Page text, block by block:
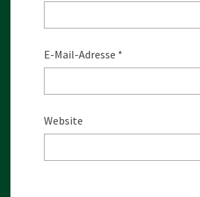
E-Mail-Adresse *
Website